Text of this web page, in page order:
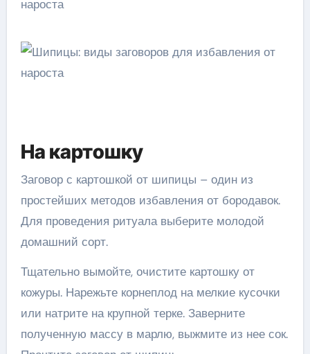
На картошку
Заговор с картошкой от шипицы – один из
простейших методов избавления от бородавок.
Для проведения ритуала выберите молодой
домашний сорт.
Тщательно вымойте, очистите картошку от
кожуры. Нарежьте корнеплод на мелкие кусочки
или натрите на крупной терке. Заверните
полученную массу в марлю, выжмите из нее сок.